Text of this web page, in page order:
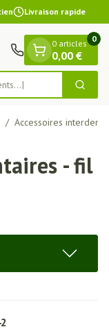
Livraison rapide
0 articles
0,00 €
0
/ Accessoires
- fil